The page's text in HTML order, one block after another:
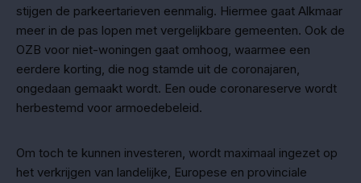
stijgen de parkeertarieven eenmalig. Hiermee gaat Alkmaar
meer in de pas lopen met vergelijkbare gemeenten. Ook de
OZB voor niet-woningen gaat omhoog, waarmee een
eerdere korting, die nog stamde uit de coronajaren,
ongedaan gemaakt wordt. Een oude coronareserve wordt
herbestemd voor armoedebeleid.
Om toch te kunnen investeren, wordt maximaal ingezet op
het verkrijgen van landelijke, Europese en provinciale